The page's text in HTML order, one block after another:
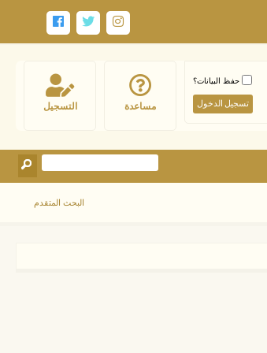
التسجيل مساعدة
حفظ البيانات؟
البحث المتقدم